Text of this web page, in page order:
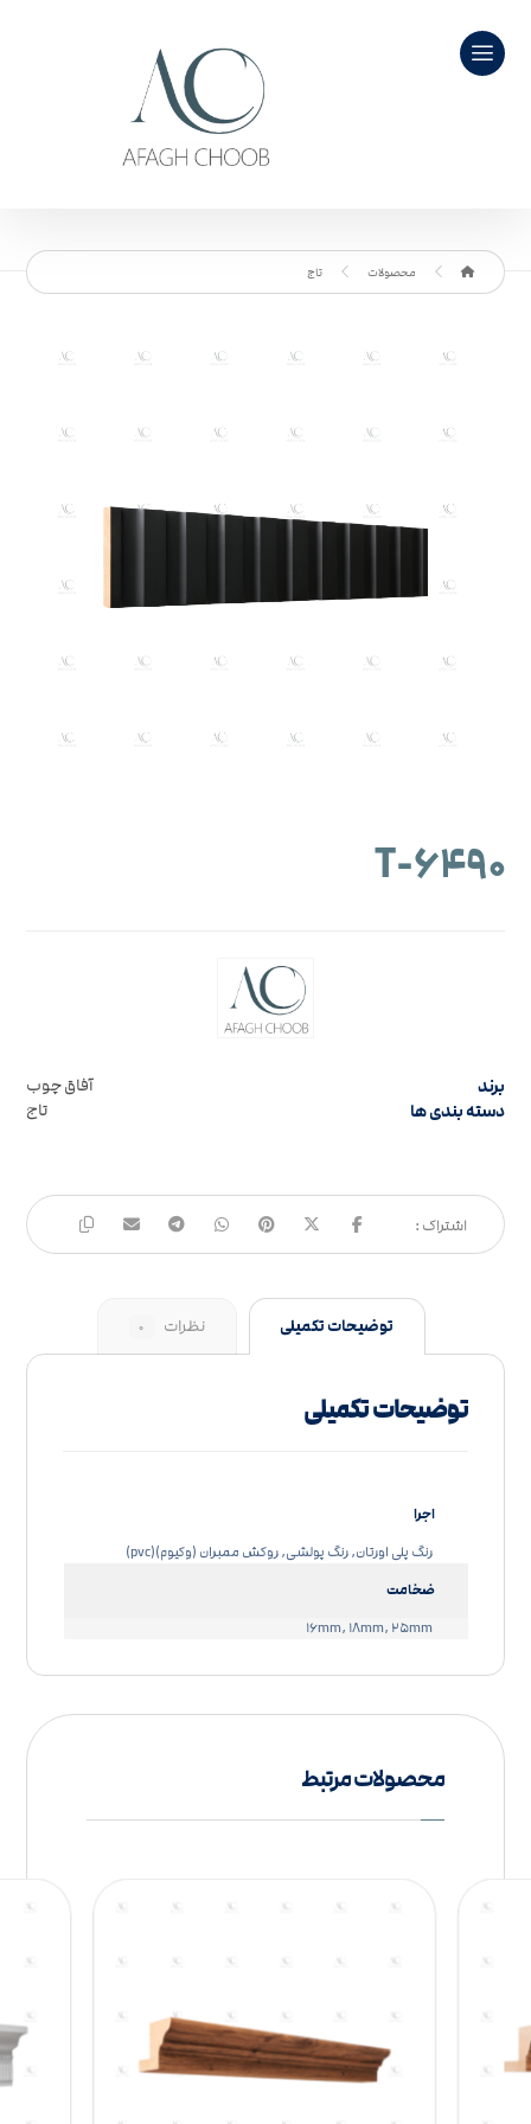
محصولات تاج
۶۴۹۰-T
برند آفاق چوب
دسته بندی ها تاج
توضیحات تکمیلی نظرات ۰
توضیحات تکمیلی
اجرا
رنگ پلی اورتان, رنگ پولشی, روکش ممبران (وکیوم)(pvc)
ضخامت
۱۶mm, ۱۸mm, ۲۵mm
محصولات مرتبط